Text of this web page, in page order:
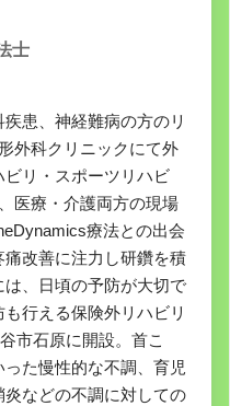
士
患、神経難病の方のリ
外科クリニックにて外
リ・スポーツリハビ
医療・介護両方の現場
療法との出会
改善に注力し研鑽を積
、日頃の予防が大切で
行える保険外リハビリ
市石原に開設。首こ
た慢性的な不調、育児
などの不調に対しての